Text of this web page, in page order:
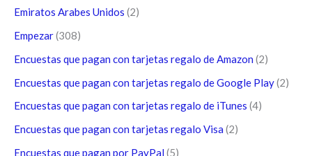
Emiratos Arabes Unidos (2)
Empezar(308)
Encuestas que pagan con tarjetas regalo de Amazon (2)
Encuestas que pagan con tarjetas regalo de Google Play(2)
Encuestas que pagan con tarjetas regalo de iTunes (4)
Encuestas que pagan con tarjetas regalo Visa (2)
Encuestas que pagan por PayPal (5)